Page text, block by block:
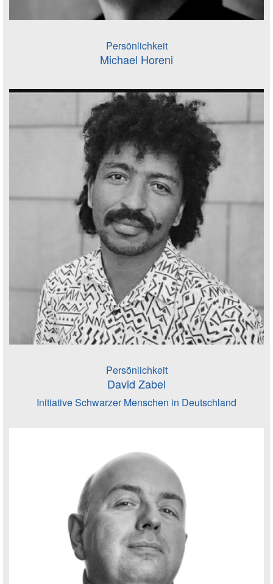
Persönlichkeit
Michael Horeni
Persönlichkeit
David Zabel
Initiative Schwarzer Menschen in Deutschland